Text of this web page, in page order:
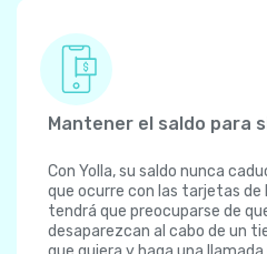
Mantener el saldo para
Con Yolla, su saldo nunca
que ocurre con las tarjetas de
tendrá que preocuparse de
desaparezcan al cabo de un